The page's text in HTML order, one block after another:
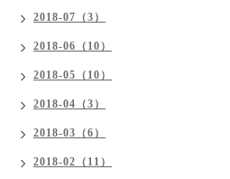
2018-07（3）
2018-06（10）
2018-05（10）
2018-04（3）
2018-03（6）
2018-02（11）